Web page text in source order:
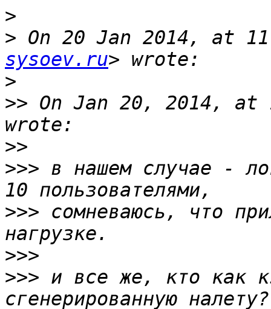
>
> On 20 Jan 2014, at
sysoev.ru
>
>> On Jan 20, 2014,
>>
>>> в нашем случае -
>>> сомневаюсь, что
>>>
>>> и все же, кто как